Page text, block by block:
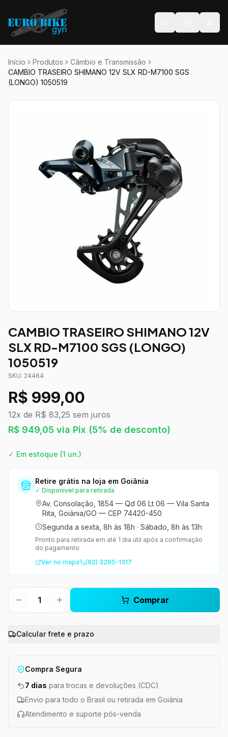
Início Produtos
Câmbio e Transmissão
CAMBIO TRASEIRO SHIMANO 12V SLX RD-M7100 SGS
(LONGO) 1050519
CAMBIO TRASEIRO SHIMANO 12V
SLX RD-M7100 SGS (LONGO)
1050519
SKU: 24464
R$ 999,00
12x de R$ 83,25 sem juros
R$ 949,05 via Pix (5% de desconto)
✓ Em estoque (1 un.)
Retire grátis na loja em Goiânia
✓ Disponível para retirada
Av. Consolação, 1854 — Qd 06 Lt 06 — Vila Santa
Rita, Goiânia/GO — CEP 74420-450
Segunda a sexta, 8h às 18h · Sábado, 8h às 13h
Pronto para retirada em até 1 dia útil após a confirmação
do pagamento
Ver no mapa
(62) 3295-1317
1 Comprar
Calcular frete e prazo
Compra Segura
7 dias para trocas e devoluções (CDC)
Envio para todo o Brasil ou retirada em Goiânia
Atendimento e suporte pós-venda